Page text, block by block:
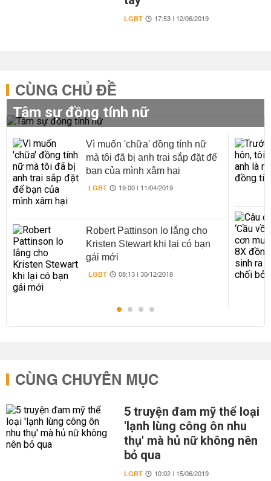
LGBT 17:53 | 12/06/2019
CÙNG CHỦ ĐỀ
Tâm sự đồng tính nữ
Vì muốn 'chữa' đồng tính nữ
mà tôi đã bị anh trai sắp đặt để
bạn của mình xâm hại
LGBT 19:00 | 11/04/2019
Robert Pattinson lo lắng cho
Kristen Stewart khi lại có bạn
gái mới
LGBT 08:13 | 30/12/2018
CÙNG CHUYÊN MỤC
5 truyện đam mỹ thể loại
'lạnh lùng công ôn nhu
thụ' mà hủ nữ không nên
bỏ qua
LGBT 10:02 | 15/06/2019